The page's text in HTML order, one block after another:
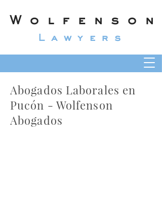
Wolfenson
Lawyers
Abogados Laborales en
Pucón - Wolfenson
Abogados